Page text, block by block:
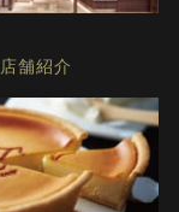
店舗紹介